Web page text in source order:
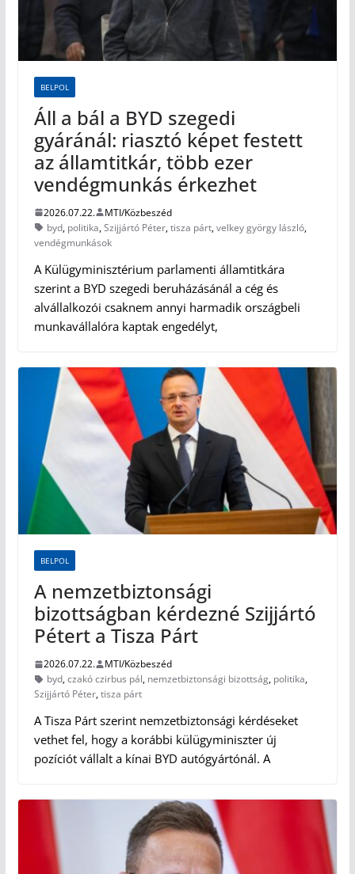
BELPOL
Áll a bál a BYD szegedi
gyáránál: riasztó képet festett
az államtitkár, több ezer
vendégmunkás érkezhet
2026.07.22.
MTI/Közbeszéd
byd, politika,Szijjártó Péter,tisza párt,velkey györgy lászló,
vendégmunkások
A Külügyminisztérium parlamenti államtitkára
szerint a BYD szegedi beruházásánál a cég és
alvállalkozói csaknem annyi harmadik országbeli
munkavállalóra kaptak engedélyt,
BELPOL
A nemzetbiztonsági
bizottságban kérdezné Szijjártó
Pétert a Tisza Párt
2026.07.22.
MTI/Közbeszéd
byd,czakó czirbus pál, nemzetbiztonsági bizottság, politika,
Szijjártó Péter,tisza párt
A Tisza Párt szerint nemzetbiztonsági kérdéseket
vethet fel, hogy a korábbi külügyminiszter új
pozíciót vállalt a kínai BYD autógyártónál. A